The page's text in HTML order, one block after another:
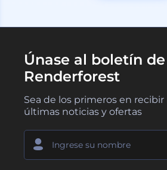
Únase al boletín de
Renderforest
Sea de los primeros en
últimas noticias y ofertas